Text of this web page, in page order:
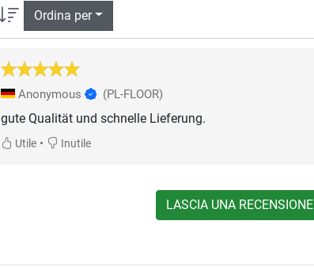
Ordina per
Anonymous (PL-FLOOR)
gute Qualität und schnelle Lieferung.
Utile• Inutile
LASCIA UNA RECENSIONE